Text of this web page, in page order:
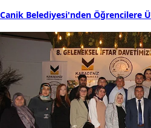
Canik Belediyesi'nden Öğrencilere